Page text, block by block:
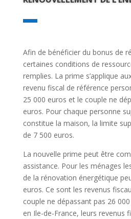
Afin de bénéficier du bonus de
certaines conditions de
remplies. La prime s’applique
revenu fiscal de référence
25 000 euros et le couple ne
euros. Pour chaque personne
constitue la maison, la limite
de 7 500 euros.
La nouvelle prime peut être
assistance. Pour les ménages
de la rénovation énergétique
euros. Ce sont les revenus
couple ne dépassant pas 26
en Ile-de-France, leurs revenus